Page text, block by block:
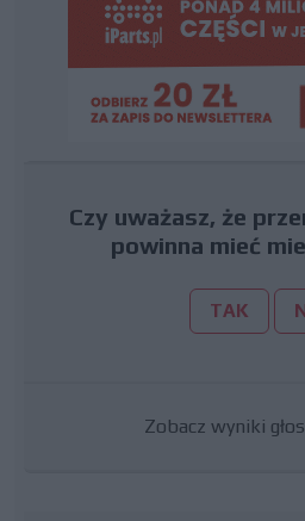
Czy uważasz, że
powinna mieć
TAK
Zobacz wyniki